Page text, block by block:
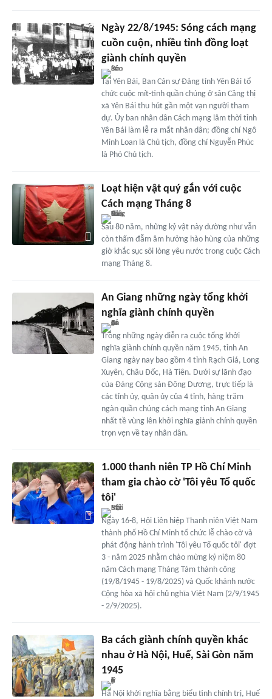
Ngày 22/8/1945: Sóng cách mạng
cuồn cuộn, nhiều tỉnh đồng loạt
giành chính quyền
Tại Yên Bái, Ban Cán sự Đảng tỉnh Yên Bái tổ
chức cuộc mít-tinh quần chúng ở sân Căng thị
xã Yên Bái thu hút gần một vạn người tham
dự. Ủy ban nhân dân Cách mạng lâm thời tỉnh
Yên Bái làm lễ ra mắt nhân dân; đồng chí Ngô
Minh Loan là Chủ tịch, đồng chí Nguyễn Phúc
là Phó Chủ tịch.
Loạt hiện vật quý gắn với cuộc
Cách mạng Tháng 8
Sau 80 năm, những kỷ vật này dường như vẫn
còn thấm đẫm âm hưởng hào hùng của những
giờ khắc sục sôi lòng yêu nước trong cuộc Cách
mạng Tháng 8.
An Giang những ngày tổng khởi
nghĩa giành chính quyền
Trong những ngày diễn ra cuộc tổng khởi
nghĩa giành chính quyền năm 1945, tỉnh An
Giang ngày nay bao gồm 4 tỉnh Rạch Giá, Long
Xuyên, Châu Đốc, Hà Tiên. Dưới sự lãnh đạo
của Đảng Cộng sản Đông Dương, trực tiếp là
các tỉnh ủy, quận ủy của 4 tỉnh, hàng trăm
ngàn quần chúng cách mạng tỉnh An Giang
nhất tề vùng lên khởi nghĩa giành chính quyền
trọn vẹn về tay nhân dân.
1.000 thanh niên TP Hồ Chí Minh
tham gia chào cờ 'Tôi yêu Tổ quốc
tôi'
Ngày 16-8, Hội Liên hiệp Thanh niên Việt Nam
thành phố Hồ Chí Minh tổ chức lễ chào cờ và
phát động hành trình 'Tôi yêu Tổ quốc tôi' đợt
3 - năm 2025 nhằm chào mừng kỷ niệm 80
năm Cách mạng Tháng Tám thành công
(19/8/1945 - 19/8/2025) và Quốc khánh nước
Cộng hòa xã hội chủ nghĩa Việt Nam (2/9/1945
- 2/9/2025).
Ba cách giành chính quyền khác
nhau ở Hà Nội, Huế, Sài Gòn năm
1945
Hà Nội khởi nghĩa bằng biểu tình chính trị, Huế